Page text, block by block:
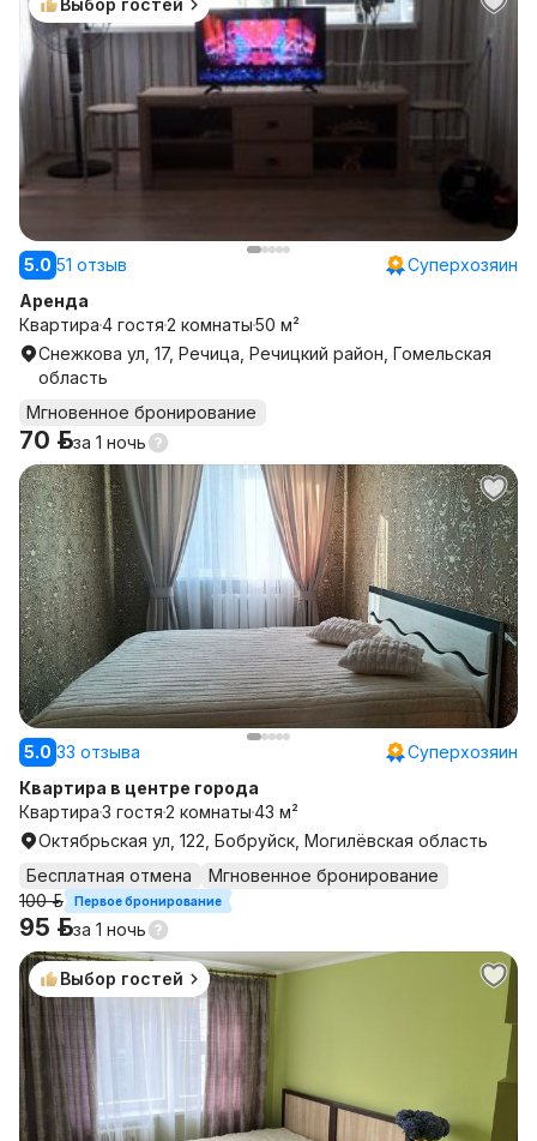
Выбор гостей
5.0 51 отзыв
Суперхозяин
Аренда
Квартира4 гостя2 комнаты50 м²
Снежкова ул, 17, Речица, Речицкий район, Гомельская
область
Мгновенное бронирование
70 р.за 1 ночь
5.0 33 отзыва
Суперхозяин
Квартира в центре города
Квартира3 гостя2 комнаты43 м²
Октябрьская ул, 122, Бобруйск, Могилёвская область
Бесплатная отмена
Мгновенное бронирование
100 р.
Первое бронирование
95 р.за 1 ночь
Выбор гостей